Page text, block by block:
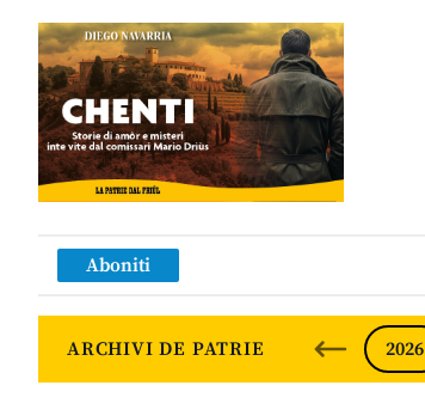
Aboniti
ARCHIVI DE PATRIE 2026